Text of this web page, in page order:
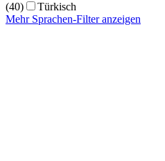
(40)
Türkisch
Mehr Sprachen-Filter anzeigen